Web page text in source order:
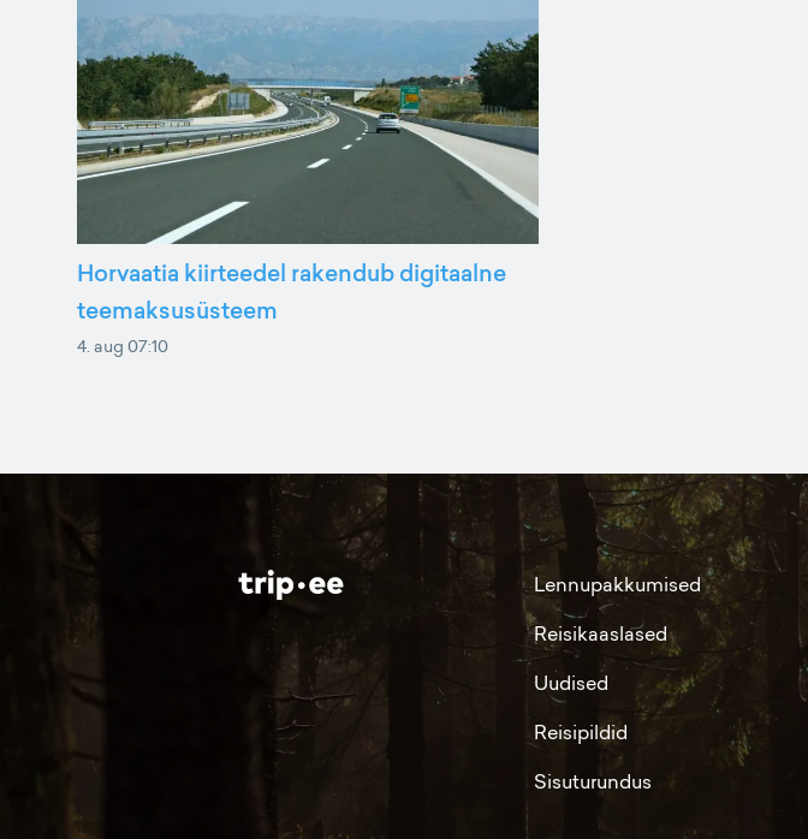
Horvaatia kiirteedel rakendub digitaalne
teemaksusüsteem
4. aug 07:10
Lennupakkumised
Reisikaaslased
Uudised
Reisipildid
Sisuturundus